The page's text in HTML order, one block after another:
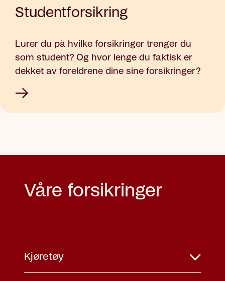
Studentforsikring
Lurer du på hvilke forsikringer trenger du
som student? Og hvor lenge du faktisk er
dekket av foreldrene dine sine forsikringer?
Våre forsikringer
Kjøretøy